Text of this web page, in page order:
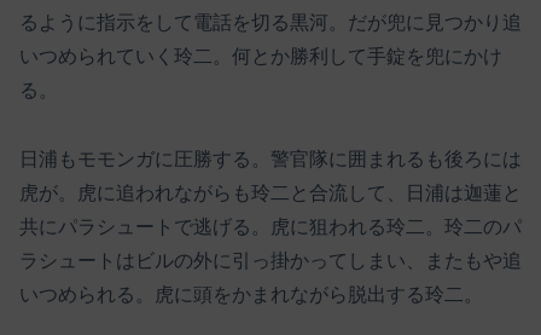
るように指示をして電話を切る黒河。だが兜に見つかり追
いつめられていく玲二。何とか勝利して手錠を兜にかけ
る。
日浦もモモンガに圧勝する。警官隊に囲まれるも後ろには
虎が。虎に追われながらも玲二と合流して、日浦は迦蓮と
共にパラシュートで逃げる。虎に狙われる玲二。玲二のパ
ラシュートはビルの外に引っ掛かってしまい、またもや追
いつめられる。虎に頭をかまれながら脱出する玲二。